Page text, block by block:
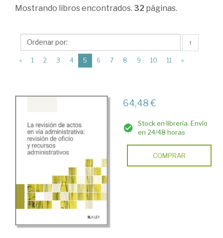
administrativa
Mostrando libros encontrados. 32 páginas.
↑
« 1 2 3 4 5 (current)
6 7 8 9 10 11 »
64,48 €
Stock en librería. Envío
en 24/48 horas
COMPRAR